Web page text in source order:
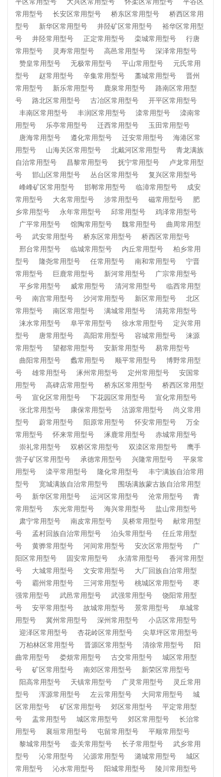
平区常用型号 大兴区常用型号 怀柔区常用型号
平谷区
常用型号
长安区常用型号 桥东区常用型号
桥西区常用
型号
新华区常用型号 井陉矿区常用型号
裕华区常用型
号
井陉常用型号 正定常用型号 栾城常用型号
行唐
常用型号
灵寿常用型号 高邑常用型号
深泽常用型号
赞皇常用型号
无极常用型号 平山常用型号
元氏常用
型号
赵常用型号 辛集常用型号 藁城常用型号
晋州
常用型号
新乐常用型号 鹿泉常用型号
路南区常用型
号
路北区常用型号 古冶区常用型号
开平区常用型号
丰南区常用型号
丰润区常用型号 滦常用型号
滦南常
用型号
乐亭常用型号 迁西常用型号
玉田常用型号
唐海常用型号
遵化常用型号 迁安常用型号
海港区常
用型号
山海关区常用型号 北戴河区常用型号
青龙满族
自治常用型号
昌黎常用型号 抚宁常用型号
卢龙常用型
号
邯山区常用型号 丛台区常用型号
复兴区常用型号
峰峰矿区常用型号
邯郸常用型号 临漳常用型号
成安
常用型号
大名常用型号 涉常用型号 磁常用型号
肥
乡常用型号
永年常用型号 邱常用型号
鸡泽常用型号
广平常用型号
馆陶常用型号 魏常用型号
曲周常用型
号
武安常用型号 桥东区常用型号
桥西区常用型号
邢台常用型号
临城常用型号 内丘常用型号
柏乡常用
型号
隆尧常用型号 任常用型号 南和常用型号
宁晋
常用型号
巨鹿常用型号 新河常用型号
广宗常用型号
平乡常用型号
威常用型号 清河常用型号
临西常用型
号
南宫常用型号 沙河常用型号 新区常用型号
北区
常用型号
南区常用型号 满城常用型号
清苑常用型号
涞水常用型号
阜平常用型号 徐水常用型号
定兴常用
型号
唐常用型号 高阳常用型号 容城常用型号
涞源
常用型号
望都常用型号 安新常用型号
易常用型号
曲阳常用型号
蠡常用型号 顺平常用型号
博野常用型
号
雄常用型号 涿州常用型号 定州常用型号
安国常
用型号
高碑店常用型号 桥东区常用型号
桥西区常用型
号
宣化区常用型号 下花园区常用型号
宣化常用型号
张北常用型号
康保常用型号 沽源常用型号
尚义常用
型号
蔚常用型号 阳原常用型号 怀安常用型号
万全
常用型号
怀来常用型号 涿鹿常用型号
赤城常用型号
崇礼常用型号
双桥区常用型号 双滦区常用型号
鹰手
营子矿区常用型号
承德常用型号 兴隆常用型号
平泉常
用型号
滦平常用型号 隆化常用型号
丰宁满族自治常用
型号
宽城满族自治常用型号
围场满族蒙古族自治常用型
号
新华区常用型号 运河区常用型号 沧常用型号
青
常用型号
东光常用型号 海兴常用型号
盐山常用型号
肃宁常用型号
南皮常用型号 吴桥常用型号
献常用型
号
孟村回族自治常用型号 泊头常用型号
任丘常用型
号
黄骅常用型号 河间常用型号 安次区常用型号
广
阳区常用型号
固安常用型号 永清常用型号
香河常用型
号
大城常用型号 文安常用型号
大厂回族自治常用型
号
霸州常用型号 三河常用型号 桃城区常用型号
枣
强常用型号
武邑常用型号 武强常用型号
饶阳常用型
号
安平常用型号 故城常用型号 景常用型号
阜城常
用型号
冀州常用型号 深州常用型号
小店区常用型号
迎泽区常用型号
杏花岭区常用型号
尖草坪区常用型号
万柏林区常用型号
晋源区常用型号 清徐常用型号
阳
曲常用型号
娄烦常用型号 古交常用型号
城区常用型
号
矿区常用型号 南郊区常用型号
新荣区常用型号
阳高常用型号
天镇常用型号 广灵常用型号
灵丘常用
型号
浑源常用型号 左云常用型号 大同常用型号
城
区常用型号
矿区常用型号 郊区常用型号
平定常用型
号
盂常用型号 城区常用型号 郊区常用型号
长治常
用型号
襄垣常用型号 屯留常用型号
平顺常用型号
黎城常用型号
壶关常用型号 长子常用型号
武乡常用
型号
沁常用型号 沁源常用型号 潞城常用型号
城区
常用型号
沁水常用型号 阳城常用型号
陵川常用型号